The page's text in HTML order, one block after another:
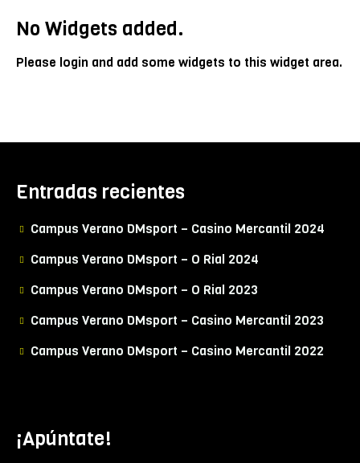
No Widgets added.
Please login and add some widgets to this widget area.
Entradas recientes
Campus Verano DMsport – Casino Mercantil 2024
Campus Verano DMsport – O Rial 2024
Campus Verano DMsport – O Rial 2023
Campus Verano DMsport – Casino Mercantil 2023
Campus Verano DMsport – Casino Mercantil 2022
¡Apúntate!